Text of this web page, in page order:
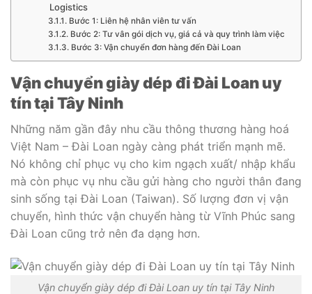
Logistics
Bước 1: Liên hệ nhân viên tư vấn
Bước 2: Tư vân gói dịch vụ, giá cả và quy trình làm việc
Bước 3: Vận chuyển đơn hàng đến Đài Loan
Vận chuyển giày dép đi Đài Loan uy
tín tại Tây Ninh
Những năm gần đây nhu cầu thông thương hàng hoá
Việt Nam – Đài Loan ngày càng phát triển mạnh mẽ.
Nó không chỉ phục vụ cho kim ngạch xuất/ nhập khẩu
mà còn phục vụ nhu cầu gửi hàng cho người thân đang
sinh sống tại Đài Loan (Taiwan). Số lượng đơn vị vận
chuyển, hình thức vận chuyển hàng từ Vĩnh Phúc sang
Đài Loan cũng trở nên đa dạng hơn.
Vận chuyển giày dép đi Đài Loan uy tín tại Tây Ninh